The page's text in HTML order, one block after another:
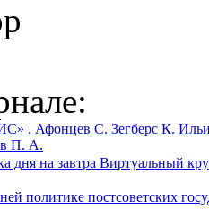
. Афонцев С. Зегберс К.
П. А.
дня на завтра Виртуальный
политике постсоветских